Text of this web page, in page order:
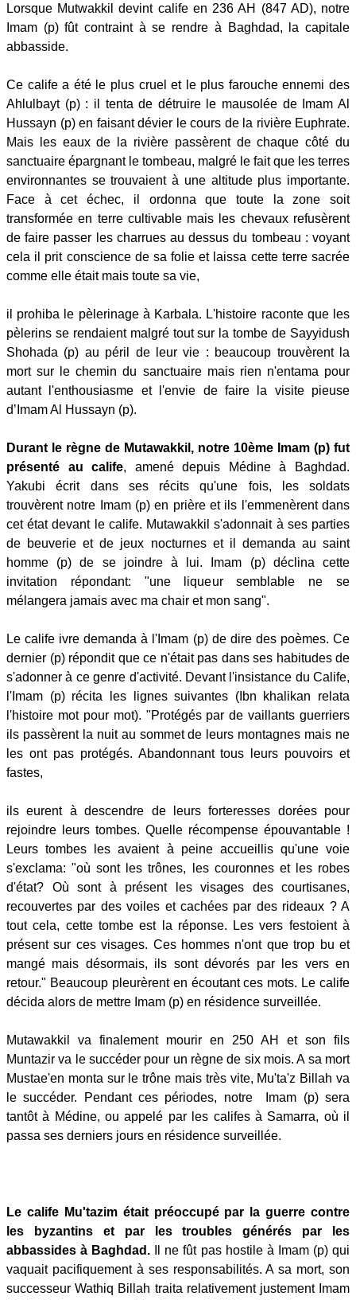
Lorsque Mutwakkil devint calife en 236 AH (847 AD), notre
Imam (p) fût contraint à se rendre à Baghdad, la capitale
abbasside.
Ce calife a été le plus cruel et le plus farouche ennemi des
Ahlulbayt (p) : il tenta de détruire le mausolée de Imam Al
Hussayn (p) en faisant dévier le cours de la rivière Euphrate.
Mais les eaux de la rivière passèrent de chaque côté du
sanctuaire épargnant le tombeau, malgré le fait que les terres
environnantes se trouvaient à une altitude plus importante.
Face à cet échec, il ordonna que toute la zone soit
transformée en terre cultivable mais les chevaux refusèrent
de faire passer les charrues au dessus du tombeau : voyant
cela il prit conscience de sa folie et laissa cette terre sacrée
comme elle était mais toute sa vie,
il prohiba le pèlerinage à Karbala. L'histoire raconte que les
pèlerins se rendaient malgré tout sur la tombe de Sayyidush
Shohada (p) au péril de leur vie : beaucoup trouvèrent la
mort sur le chemin du sanctuaire mais rien n'entama pour
autant l'enthousiasme et l'envie de faire la visite pieuse
d’Imam Al Hussayn (p).
Durant le règne de Mutawakkil, notre 10ème Imam (p) fut
présenté au calife, amené depuis Médine à Baghdad.
Yakubi écrit dans ses récits qu'une fois, les soldats
trouvèrent notre Imam (p) en prière et ils l'emmenèrent dans
cet état devant le calife. Mutawakkil s'adonnait à ses parties
de beuverie et de jeux nocturnes et il demanda au saint
homme (p) de se joindre à lui. Imam (p) déclina cette
invitation répondant: "une liqueur semblable ne se
mélangera jamais avec ma chair et mon sang".
Le calife ivre demanda à l'Imam (p) de dire des poèmes. Ce
dernier (p) répondit que ce n'était pas dans ses habitudes de
s'adonner à ce genre d'activité. Devant l'insistance du Calife,
l'Imam (p) récita les lignes suivantes (Ibn khalikan relata
l'histoire mot pour mot). "Protégés par de vaillants guerriers
ils passèrent la nuit au sommet de leurs montagnes mais ne
les ont pas protégés. Abandonnant tous leurs pouvoirs et
fastes,
ils eurent à descendre de leurs forteresses dorées pour
rejoindre leurs tombes. Quelle récompense épouvantable !
Leurs tombes les avaient à peine accueillis qu'une voie
s'exclama: "où sont les trônes, les couronnes et les robes
d'état? Où sont à présent les visages des courtisanes,
recouvertes par des voiles et cachées par des rideaux ? A
tout cela, cette tombe est la réponse. Les vers festoient à
présent sur ces visages. Ces hommes n'ont que trop bu et
mangé mais désormais, ils sont dévorés par les vers en
retour." Beaucoup pleurèrent en écoutant ces mots. Le calife
décida alors de mettre Imam (p) en résidence surveillée.
Mutawakkil va finalement mourir en 250 AH et son fils
Muntazir va le succéder pour un règne de six mois. A sa mort
Mustae'en monta sur le trône mais très vite, Mu'ta'z Billah va
le succéder. Pendant ces périodes, notre Imam (p) sera
tantôt à Médine, ou appelé par les califes à Samarra, où il
passa ses derniers jours en résidence surveillée.
Le calife Mu'tazim était préoccupé par la guerre contre
les byzantins et par les troubles générés par les
abbassides à Baghdad. Il ne fût pas hostile à Imam (p) qui
vaquait pacifiquement à ses responsabilités. A sa mort, son
successeur Wathiq Billah traita relativement justement Imam